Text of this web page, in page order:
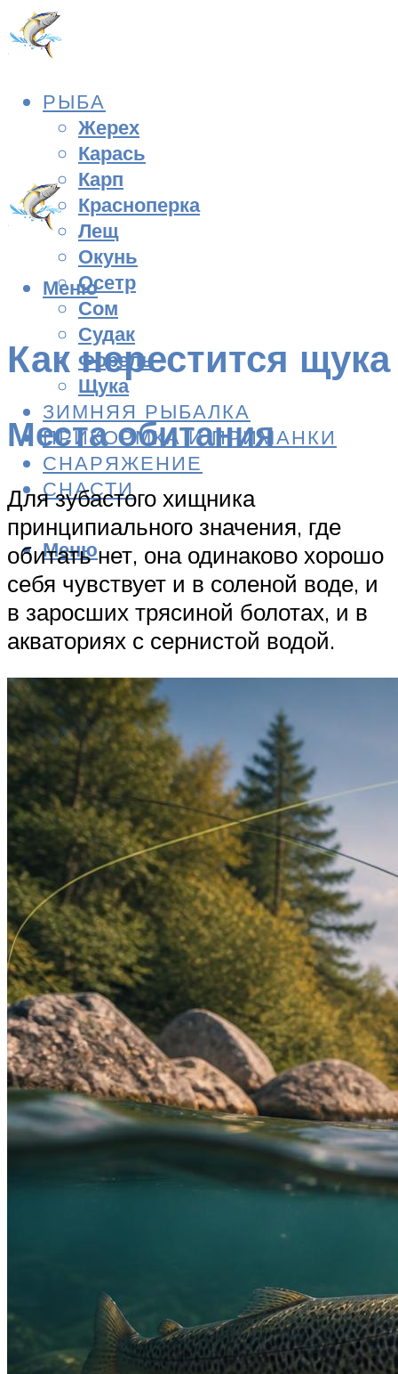
РЫБА
Жерех
Карась
Карп
Красноперка
Лещ
Окунь
Осетр
Сом
Судак
Форель
Щука
ЗИМНЯЯ РЫБАЛКА
ПРИКОРМКА И ПРИМАНКИ
СНАРЯЖЕНИЕ
СНАСТИ
Меню
Меню
Как нерестится щука
Места обитания
Для зубастого хищника
принципиального значения, где
обитать нет, она одинаково хорошо
себя чувствует и в соленой воде, и
в заросших трясиной болотах, и в
акваториях с сернистой водой.